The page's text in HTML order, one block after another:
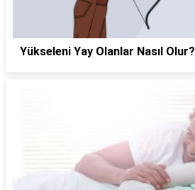
Yükseleni Yay Olanlar Nasıl Olur?